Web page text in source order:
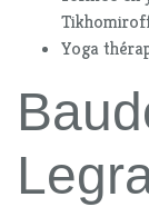
Yoga